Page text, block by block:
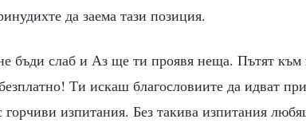
да заема тази позиция.
бъди слаб и Аз ще ти проявя неща. Пътят към
Ти искаш благословиите да идват
изпитания. Без такива изпитания